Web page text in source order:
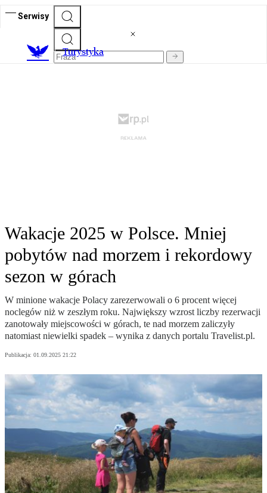
Serwisy
Turystyka
Wakacje 2025 w Polsce. Mniej
pobytów nad morzem i rekordowy
sezon w górach
W minione wakacje Polacy zarezerwowali o 6 procent więcej
noclegów niż w zeszłym roku. Największy wzrost liczby rezerwacji
zanotowały miejscowości w górach, te nad morzem zaliczyły
natomiast niewielki spadek – wynika z danych portalu Travelist.pl.
Publikacja: 01.09.2025 21:22